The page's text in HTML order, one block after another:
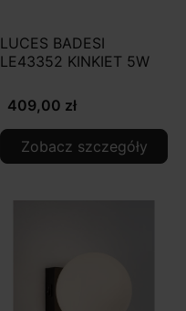
LUCES BADESI
LE43352 KINKIET 5W
409,00 zł
Zobacz szczegóły